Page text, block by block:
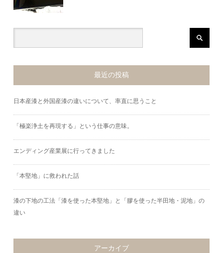
最近の投稿
日本産漆と外国産漆の違いについて、率直に思うこと
「極楽浄土を再現する」という仕事の意味。
エンディング産業展に行ってきました
「本堅地」に救われた話
漆の下地の工法「漆を使った本堅地」と「膠を使った半田地・泥地」の
違い
アーカイブ